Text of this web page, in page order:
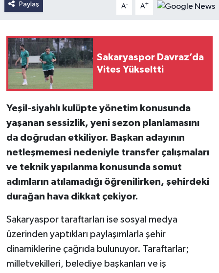
Paylaş A- A+
Sakaryaspor Davraz’da
Vites Yükseltti
Yeşil-siyahlı kulüpte yönetim konusunda
yaşanan sessizlik, yeni sezon planlamasını
da doğrudan etkiliyor. Başkan adayının
netleşmemesi nedeniyle transfer çalışmaları
ve teknik yapılanma konusunda somut
adımların atılamadığı öğrenilirken, şehirdeki
durağan hava dikkat çekiyor.
Sakaryaspor taraftarları ise sosyal medya
üzerinden yaptıkları paylaşımlarla şehir
dinamiklerine çağrıda bulunuyor. Taraftarlar;
milletvekilleri, belediye başkanları ve iş